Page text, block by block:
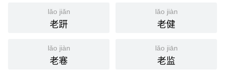
lǎo jiǎn
老趼
lǎo jiàn
老健
lǎo jiàn
老寋
lǎo jiān
老监